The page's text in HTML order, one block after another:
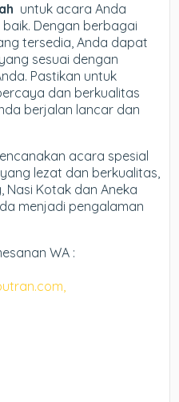
untuk acara Anda
Dengan berbagai
tersedia, Anda dapat
sesuai dengan
Pastikan untuk
dan berkualitas
berjalan lancar dan
acara spesial
lezat dan berkualitas,
Nasi Kotak dan Aneka
menjadi pengalaman
WA :